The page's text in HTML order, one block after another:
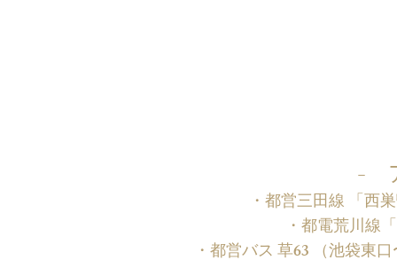
-
・都営三田線 「西
・都電荒川線
・都営バス 草63 （池袋東